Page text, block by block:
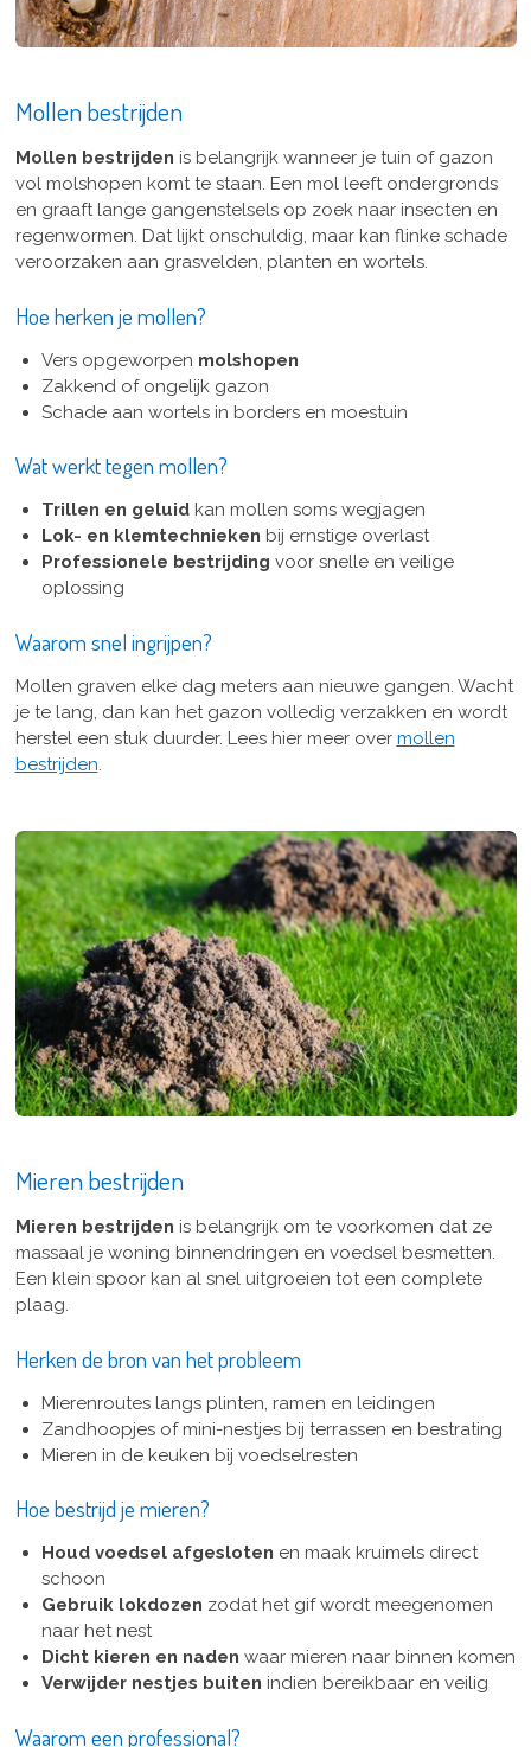
Mollen bestrijden
Mollen bestrijden is belangrijk wanneer je tuin of gazon
vol molshopen komt te staan. Een mol leeft ondergronds
en graaft lange gangenstelsels op zoek naar insecten en
regenwormen. Dat lijkt onschuldig, maar kan flinke schade
veroorzaken aan grasvelden, planten en wortels.
Hoe herken je mollen?
Vers opgeworpen molshopen
Zakkend of ongelijk gazon
Schade aan wortels in borders en moestuin
Wat werkt tegen mollen?
Trillen en geluid kan mollen soms wegjagen
Lok- en klemtechnieken bij ernstige overlast
Professionele bestrijding voor snelle en veilige
oplossing
Waarom snel ingrijpen?
Mollen graven elke dag meters aan nieuwe gangen. Wacht
je te lang, dan kan het gazon volledig verzakken en wordt
herstel een stuk duurder. Lees hier meer over mollen
bestrijden
Mieren bestrijden
Mieren bestrijden is belangrijk om te voorkomen dat ze
massaal je woning binnendringen en voedsel besmetten.
Een klein spoor kan al snel uitgroeien tot een complete
plaag.
Herken de bron van het probleem
Mierenroutes langs plinten, ramen en leidingen
Zandhoopjes of mini-nestjes bij terrassen en bestrating
Mieren in de keuken bij voedselresten
Hoe bestrijd je mieren?
Houd voedsel afgesloten en maak kruimels direct
schoon
Gebruik lokdozen zodat het gif wordt meegenomen
naar het nest
Dicht kieren en naden waar mieren naar binnen komen
Verwijder nestjes buiten indien bereikbaar en veilig
Waarom een professional?